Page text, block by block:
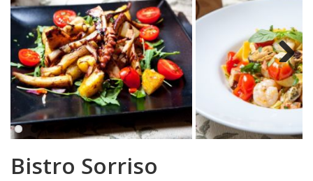
Next
Bistro Sorriso